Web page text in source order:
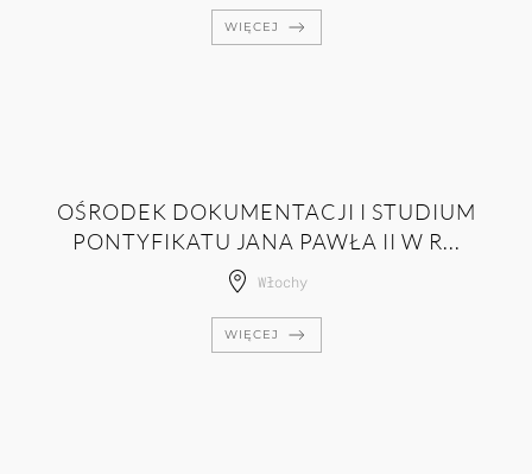
WIĘCEJ
OŚRODEK DOKUMENTACJI I STUDIUM
PONTYFIKATU JANA PAWŁA II W R...
Włochy
WIĘCEJ